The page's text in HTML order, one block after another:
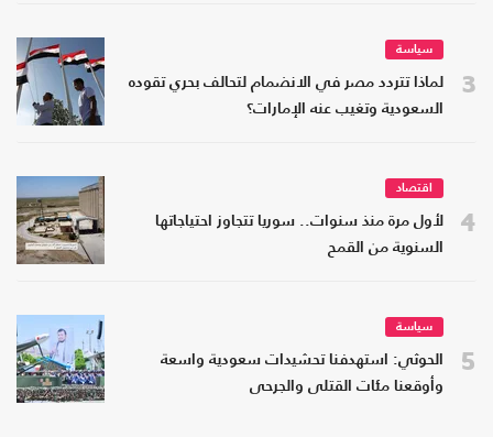
3
سياسة
لماذا تتردد مصر في الانضمام لتحالف بحري تقوده
السعودية وتغيب عنه الإمارات؟
4
اقتصاد
لأول مرة منذ سنوات.. سوريا تتجاوز احتياجاتها
السنوية من القمح
5
سياسة
الحوثي: استهدفنا تحشيدات سعودية واسعة
وأوقعنا مئات القتلى والجرحى